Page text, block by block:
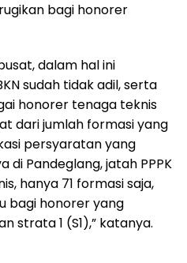
bagi honorer
dalam hal ini
sudah tidak adil, serta
honorer tenaga teknis
dari jumlah formasi yang
persyaratan yang
di Pandeglang, jatah PPPK
hanya 71 formasi saja,
bagi honorer yang
strata 1 (S1),” katanya.